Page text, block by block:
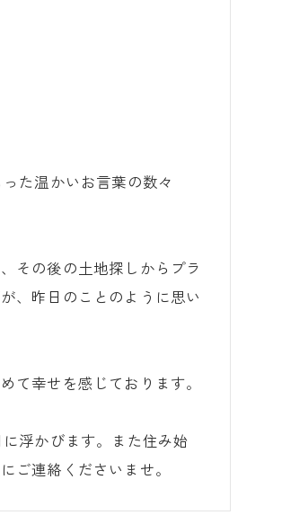
た温かいお言葉の数々
その後の土地探しからプラ
、昨日のことのように思い
て幸せを感じております。
浮かびます。また住み始
ご連絡くださいませ。